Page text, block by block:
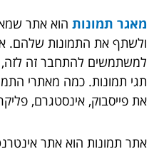
מאגר תמונות הוא אתר
ולשתף את התמונות שלהם.
למשתמשים להתחבר זה
תגי תמונות. כמה מאתרי
את פייסבוק, אינסטגרם,
אתר תמונות הוא אתר